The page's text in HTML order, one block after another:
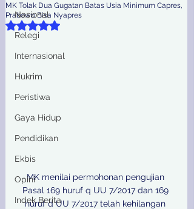
Nasional
Relegi
Internasional
Hukrim
Peristiwa
Gaya Hidup
Pendidikan
Ekbis
Opini
Indek Berita
MK Tolak Dua Gugatan Batas Usia Minimum Capres,
Prabowo Bisa Nyapres
Dinilai NaN dari 5 bintang.
MK menilai permohonan pengujian
Pasal 169 huruf q UU 7/2017 dan 169
huruf d UU 7/2017 telah kehilangan